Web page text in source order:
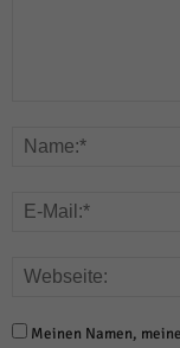
Meinen Namen,